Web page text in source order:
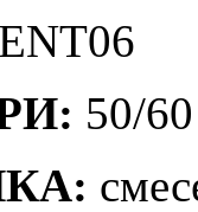
50/60